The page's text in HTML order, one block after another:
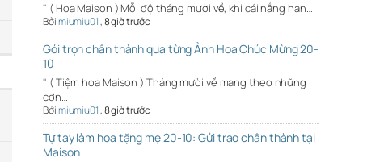
" ( Hoa Maison ) Mỗi độ tháng mười về, khi cái nắng han…
Bởimiumiu01,8 giờ trước
Gói trọn chân thành qua từng Ảnh Hoa Chúc Mừng 20-
10
" ( Tiệm hoa Maison ) Tháng mười về mang theo những
cơn…
Bởimiumiu01,8 giờ trước
Tự tay làm hoa tặng mẹ 20-10: Gửi trao chân thành tại
Maison